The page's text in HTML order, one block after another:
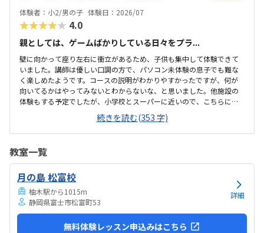
いるパソコンはタッチパネルタイプなので、キーボードは打てるかな
と心配でしたが、すぐに慣れました。コマンド１つでた...
体験者：小2/男の子 体験日：2026/07
★★★★★ 4.0
親としては、ゲームばかりしている日々をプラ...
壁に向かって座り左右に衝立があるため、子供も集中して体験できて
いました。講師は優しい口調の方で、パソコン未体験の息子でも難な
く楽しめたようです。コースの説明がわかりやすかったですが、何が
向いてるかはやってみないとわからないな、と思いました。他施設の
体験もする予定でしたが、小学校とスーパーに近いので、こちらに決
めました。息子はゲーミングチェアに初めて座れて嬉しかったようで
す。開放的というよりは、落ち着いて楽しめるところが、息子には合
っていそうです。少し高いなという印象ですが、自宅のパソコンから
ました。日頃はSwitchで、マイクラやぽこあポケモンで建築を楽しん
でいます。担当の方と相談して今回のコースが向いてるんじゃないか
と勧められました。
続きを読む(353 字)
教室一覧
月の島 松富校
柚木駅から1015m
静岡県富士市松富町53
詳細
無料体験レッスン申込みはこちら